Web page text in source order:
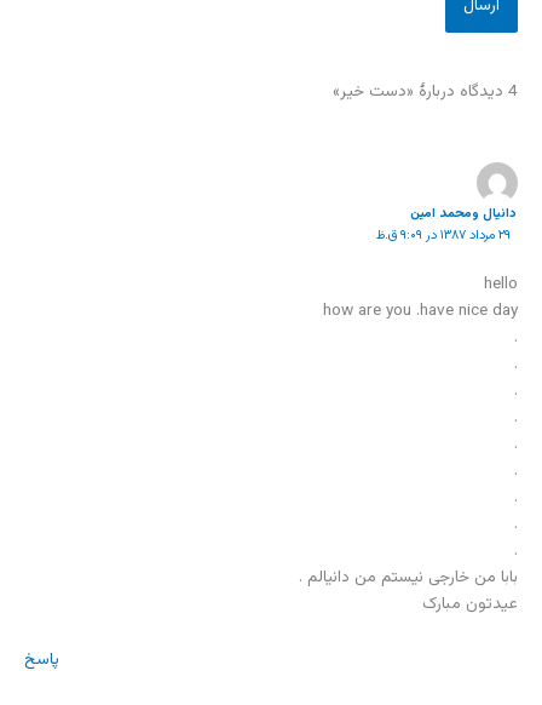
4 دیدگاه دربارهٔ «دست خیر»
دانیال ومحمد امین
۲۹ مرداد ۱۳۸۷ در ۹:۰۹ ق.ظ
hello
how are you .have nice day
.
.
.
.
.
.
.
.
.
بابا من خارجی نیستم من دانیالم .
عیدتون مبارک
پاسخ